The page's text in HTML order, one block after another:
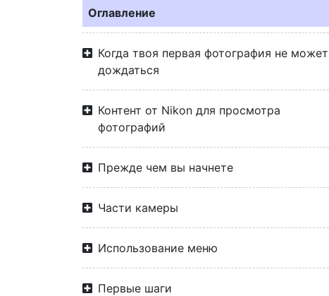
Оглавление
Когда твоя первая фотография не может
дождаться
Контент от Nikon для просмотра
фотографий
Прежде чем вы начнете
Части камеры
Использование меню
Первые шаги